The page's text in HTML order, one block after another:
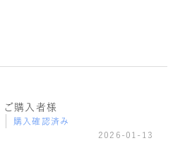
ご購入者様
購入確認済み
2026-01-13